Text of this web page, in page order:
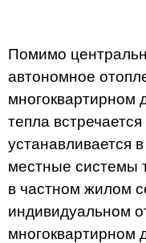
Помимо
автономное
многоквартирном
тепла
устанавливается
местные системы
в частном жилом
индивидуальном
многоквартирном